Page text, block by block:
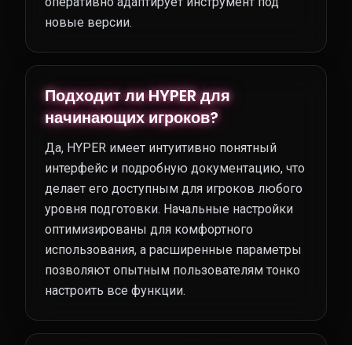
новые версии.
Подходит ли HYPER для
начинающих игроков?
Да, HYPER имеет интуитивно понятный
интерфейс и подробную документацию, что
делает его доступным для игроков любого
уровня подготовки. Начальные настройки
оптимизированы для комфортного
использования, а расширенные параметры
позволяют опытным пользователям тонко
настроить все функции.